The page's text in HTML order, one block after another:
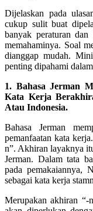
Dijelaskan pada
cukup sulit buat
banyak peraturan
memahaminya. Soal
dianggap mudah.
penting dipahami
1. Bahasa Jerman
Kata Kerja
Atau Indonesia.
Bahasa Jerman
pemanfaatan kata
n”. Akhiran layaknya
Jerman. Dalam tata
pada pemakaiannya,
sebagai kata kerja
Merupakan akhiran “-